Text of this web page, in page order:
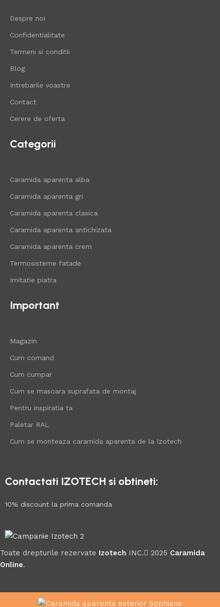
Despre noi
Confidentialitate
Termeni si conditii
Blog
Intrebarile voastre
Contact
Cerere de oferta
Categorii
Caramida aparenta alba
Caramida aparenta gri
Caramida aparenta clasica
Caramida aparenta antichizata
Caramida aparenta crem
Termosisteme fatade
Imitatie piatra
Important
Magazin
Cum comand
Cum cumpar
Cum se masoara suprafata de montaj
Pentru inspiratia ta
Paletar RAL
Cum se monteaza caramida aparenta de la Izotech
Contactati IZOTECH si obtineti:
10% discount la prima comanda
Toate drepturile rezervate Izotech INC. 2025 Caramida
Online.